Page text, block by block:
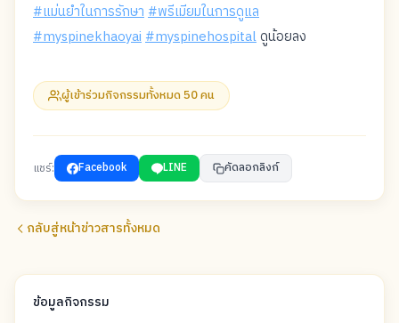
#แม่นยำในการรักษา#พรีเมียมในการดูแล
#myspinekhaoyai#myspinehospitalดูน้อยลง
ผู้เข้าร่วมกิจกรรมทั้งหมด 50 คน
แชร์: Facebook LINE คัดลอกลิงก์
กลับสู่หน้าข่าวสารทั้งหมด
ข้อมูลกิจกรรม